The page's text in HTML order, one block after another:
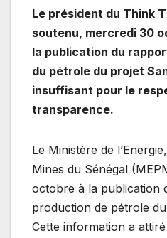
Le président du Think
soutenu, mercredi 30
la publication du
du pétrole du projet
insuffisant pour le
transparence.
Le Ministère de
Mines du Sénégal
octobre à la publication
production de pétrole
Cette information a attiré